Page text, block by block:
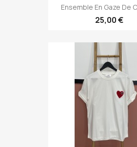
Ensemble En Gaze De
25,00 €